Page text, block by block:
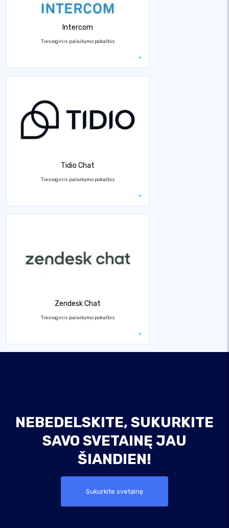
Intercom
Tiesioginis palaikymo pokalbis
Tidio Chat
Tiesioginis palaikymo pokalbis
Zendesk Chat
Tiesioginis palaikymo pokalbis
NEBEDELSKITE, SUKURKITE
SAVO SVETAINĘ JAU
ŠIANDIEN!
Sukurkite svetainę